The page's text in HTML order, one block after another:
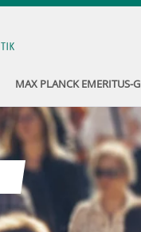
MAX PLANCK EMERITUS-